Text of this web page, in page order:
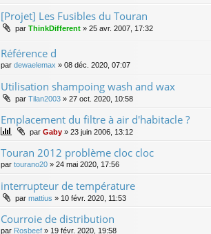
[Projet] Les Fusibles du Touran
par ThinkDifferent » 25 avr. 2007, 17:32
Référence d
par dewaelemax » 08 déc. 2020, 07:07
Utilisation shampoing wash and wax
par Tilan2003 » 27 oct. 2020, 10:58
Emplacement du filtre à air d'habitacle ?
par Gaby » 23 juin 2006, 13:12
Touran 2012 problème cloc cloc
par tourano20 » 24 mai 2020, 17:56
interrupteur de température
par mattius » 10 févr. 2020, 11:53
Courroie de distribution
par Rosbeef » 19 févr. 2020, 19:58